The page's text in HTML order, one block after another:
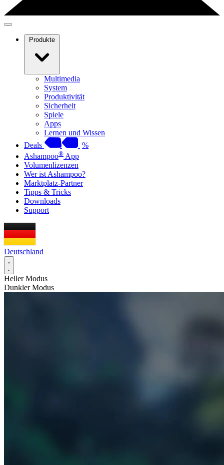
Produkte
Multimedia
System
Produktivität
Sicherheit
Spiele
Apps
Lernen und Wissen
Deals
%
Ashampoo® App
Volumenlizenzen
Wer ist Ashampoo?
Marktplatz-Partner
Tipps & Tricks
Downloads
Support
Deutschland
Heller Modus
Dunkler Modus